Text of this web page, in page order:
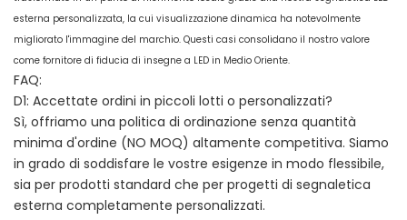
esterna personalizzata, la cui visualizzazione dinamica ha notevolmente
migliorato l'immagine del marchio. Questi casi consolidano il nostro valore
come fornitore di fiducia di insegne a LED in Medio Oriente.
FAQ:
D1: Accettate ordini in piccoli lotti o personalizzati?
Sì, offriamo una politica di ordinazione senza quantità
minima d'ordine (NO MOQ) altamente competitiva. Siamo
in grado di soddisfare le vostre esigenze in modo flessibile,
sia per prodotti standard che per progetti di segnaletica
esterna completamente personalizzati.